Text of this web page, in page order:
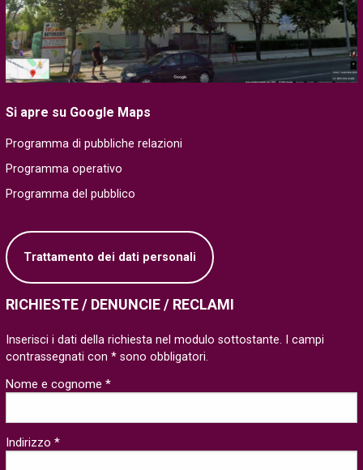
Si apre su Google Maps
Programma di pubbliche relazioni
Programma operativo
Programma del pubblico
Trattamento dei dati personali
RICHIESTE / DENUNCIE / RECLAMI
Inserisci i dati della richiesta nel modulo sottostante. I campi
contrassegnati con * sono obbligatori.
Nome e cognome *
Indirizzo *